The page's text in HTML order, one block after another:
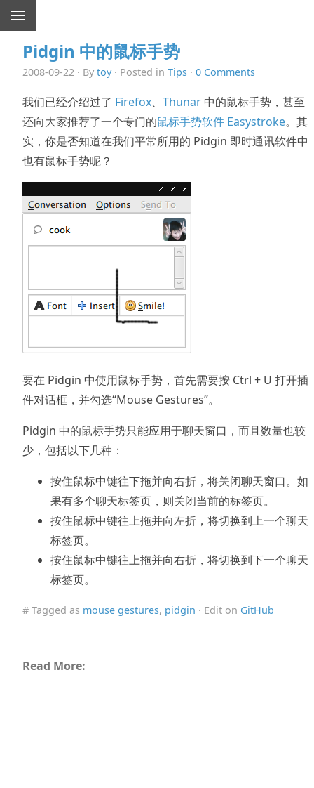
Pidgin 中的鼠标手势
2008-09-22 · By toy· Posted in Tips · 0 Comments
我们已经介绍过了 Firefox、 Thunar 中的鼠标手势，甚至
还向大家推荐了一个专门的鼠标手势软件 Easystroke。其
实，你是否知道在我们平常所用的 Pidgin 即时通讯软件中
也有鼠标手势呢？
要在 Pidgin 中使用鼠标手势，首先需要按 Ctrl + U 打开插
件对话框，并勾选“Mouse Gestures”。
Pidgin 中的鼠标手势只能应用于聊天窗口，而且数量也较
少，包括以下几种：
按住鼠标中键往下拖并向右折，将关闭聊天窗口。如
果有多个聊天标签页，则关闭当前的标签页。
按住鼠标中键往上拖并向左折，将切换到上一个聊天
标签页。
按住鼠标中键往上拖并向右折，将切换到下一个聊天
标签页。
# Tagged as mouse gestures, pidgin · Edit on GitHub
Read More: